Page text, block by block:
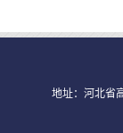
地址：河北省